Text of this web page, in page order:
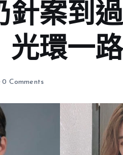
針案到
光環一
0 Comments